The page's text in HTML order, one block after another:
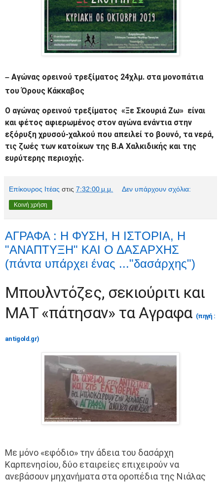
– Αγώνας ορεινού τρεξίματος 24χλμ. στα μονοπάτια
του Όρους Κάκκαβος
Ο αγώνας ορεινού τρεξίματος «Ξε Σκουριά Ζω» είναι
και φέτος αφιερωμένος στον αγώνα ενάντια στην
εξόρυξη χρυσού-χαλκού που απειλεί το βουνό, τα νερά,
τις ζωές των κατοίκων της Β.Α Χαλκιδικής και της
ευρύτερης περιοχής.
Επίκουρος Ιτέας στις 7:32:00 μ.μ. Δεν υπάρχουν σχόλια:
Κοινή χρήση
ΑΓΡΑΦΑ : Η ΦΥΣΗ, Η ΙΣΤΟΡΙΑ, Η
"ΑΝΑΠΤΥΞΗ" ΚΑΙ Ο ΔΑΣΑΡΧΗΣ
(πάντα υπάρχει ένας ..."δασάρχης")
Μπουλντόζες, σεκιούριτι και
ΜΑΤ «πάτησαν» τα Αγραφα (πηγή :
antigold.gr)
Με μόνο «εφόδιο» την άδεια του δασάρχη
Καρπενησίου, δύο εταιρείες επιχειρούν να
ανεβάσουν μηχανήματα στα οροπέδια της Νιάλας